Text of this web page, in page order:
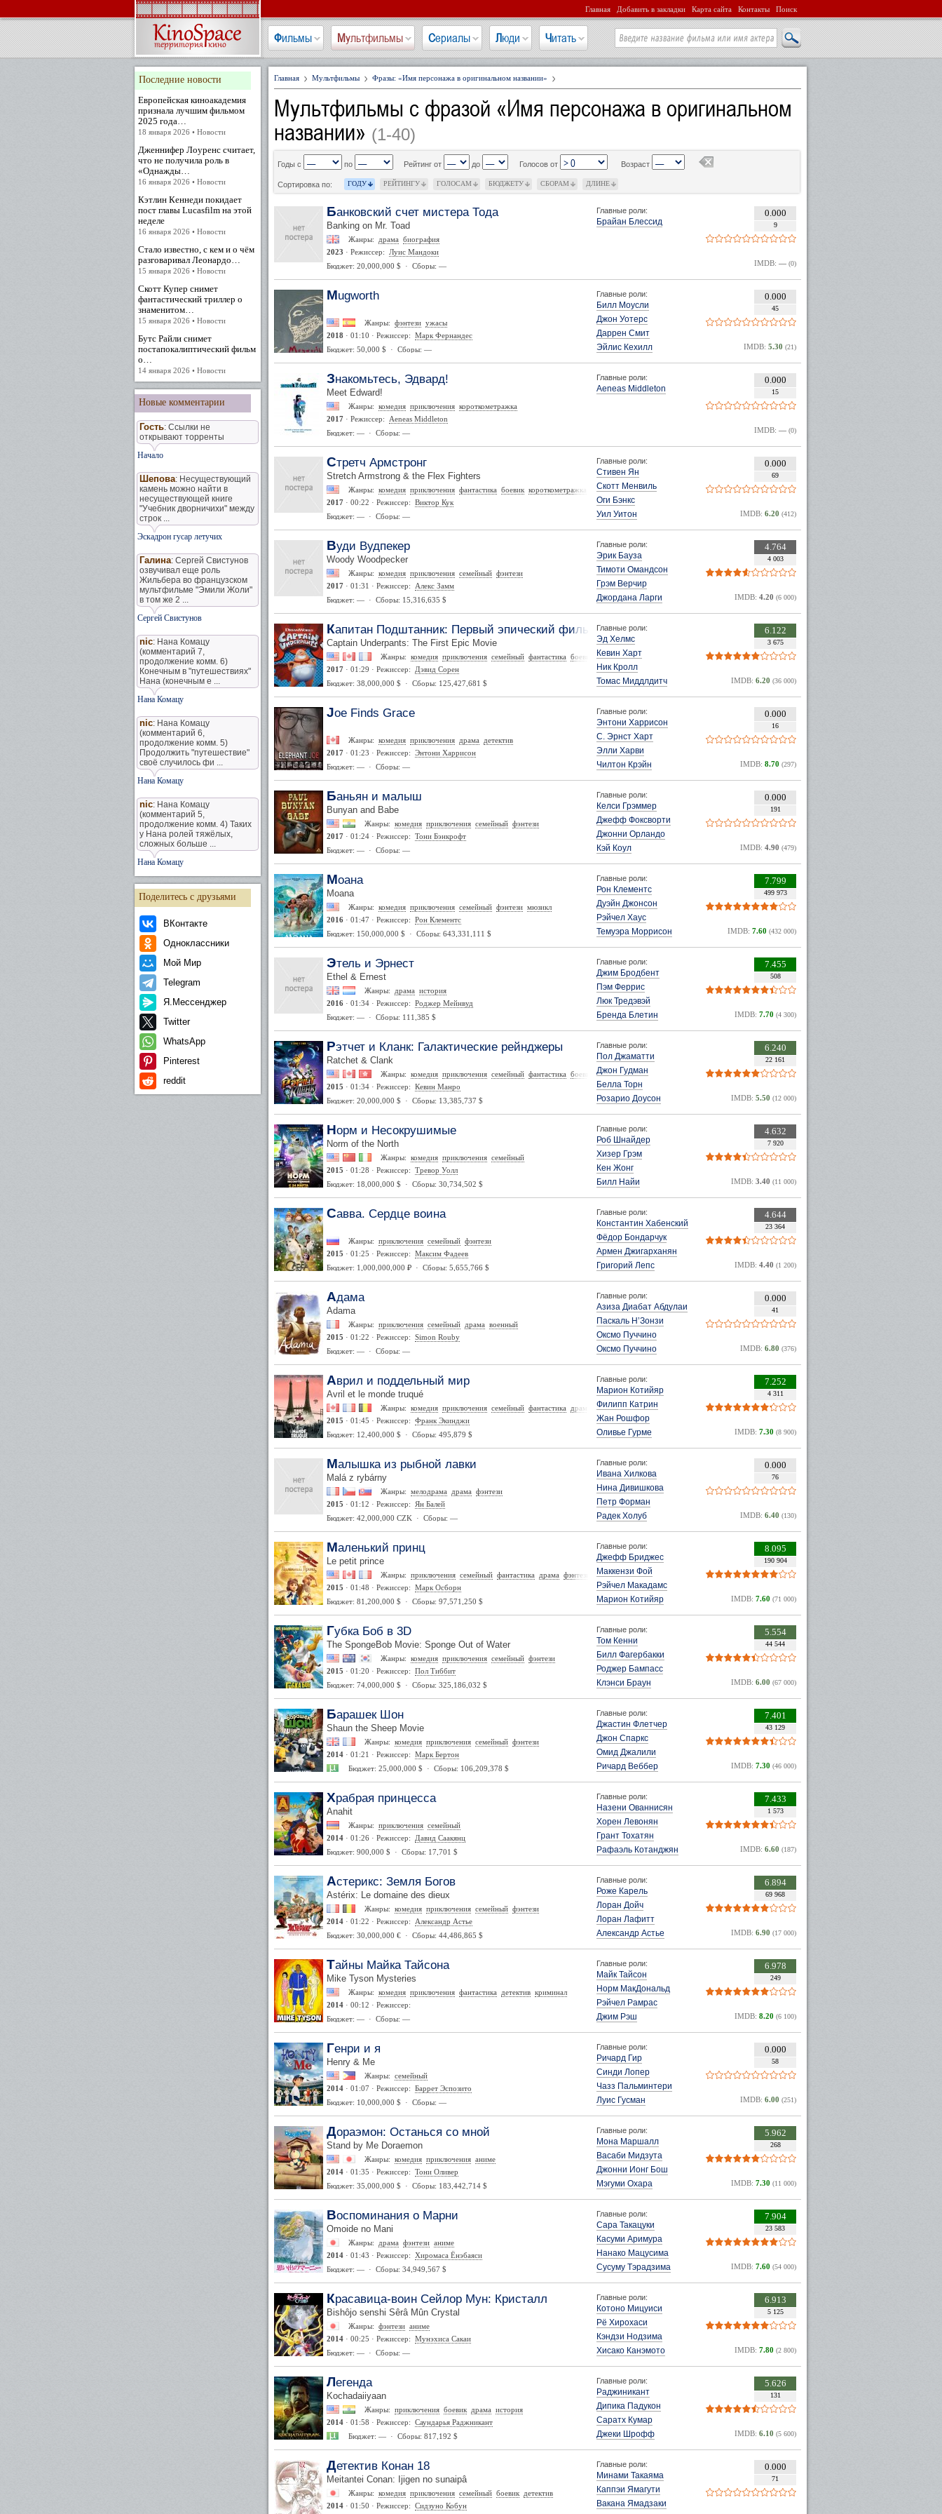
Главная Добавить в закладки Карта сайта Контакты Поиск
Фильмы Мультфильмы Сериалы Люди Читать
Последние новости
Европейская киноакадемия
признала лучшим фильмом
2025 года…
18 января 2026 • Новости
Дженнифер Лоуренс считает,
что не получила роль в
«Однажды…
16 января 2026 • Новости
Кэтлин Кеннеди покидает
пост главы Lucasfilm на этой
неделе
16 января 2026 • Новости
Стало известно, с кем и о чём
разговаривал Леонардо…
15 января 2026 • Новости
Скотт Купер снимет
фантастический триллер о
знаменитом…
15 января 2026 • Новости
Бутс Райли снимет
постапокалиптический фильм
о…
14 января 2026 • Новости
Новые комментарии
Гость: Ссылки не
открывают торренты
Начало
Шепова: Несуществующий
камень можно найти в
несуществующей книге
"Учебник дворничихи" между
строк ...
Эскадрон гусар летучих
Галина: Сергей Свистунов
озвучивал еще роль
Жильбера во французском
мультфильме "Эмили Жоли"
в том же 2 ...
Сергей Свистунов
nic: Нана Комацу
(комментарий 7,
продолжение комм. 6)
Конечным в "путешествиях"
Нана (конечным е ...
Нана Комацу
nic: Нана Комацу
(комментарий 6,
продолжение комм. 5)
Продолжить "путешествие"
своё случилось фи ...
Нана Комацу
nic: Нана Комацу
(комментарий 5,
продолжение комм. 4) Таких
у Нана ролей тяжёлых,
сложных больше ...
Нана Комацу
Поделитесь с друзьями
ВКонтакте
Одноклассники
Мой Мир
Telegram
Я.Мессенджер
Twitter
WhatsApp
Pinterest
reddit
Главная Мультфильмы Фразы: «Имя персонажа в оригинальном названии»
Мультфильмы с фразой «Имя персонажа в оригинальном
названии» (1-40)
Годы с по Рейтинг от до Голосов от Возраст
Сортировка по: ГОДУ РЕЙТИНГУ ГОЛОСАМ БЮДЖЕТУ СБОРАМ ДЛИНЕ
Банковский счет мистера Тода
Banking on Mr. Toad
Жанры: драма биография
2023 · Режиссер: Луис Мандоки
Бюджет: 20,000,000 $ · Сборы: —
Главные роли:
Брайан Блессид
0.000
9
IMDB: — (0)
Mugworth
Жанры: фэнтези ужасы
2018 · 01:10 · Режиссер: Марк Фернандес
Бюджет: 50,000 $ · Сборы: —
Главные роли:
Билл Моусли
Джон Уотерс
Даррен Смит
Эйлис Кехилл
0.000
45
IMDB: 5.30 (21)
Знакомьтесь, Эдвард!
Meet Edward!
Жанры: комедия приключения короткометражка
2017 · Режиссер:
Aeneas Middleton
Бюджет: — · Сборы: —
Главные роли:
Aeneas Middleton
0.000
15
IMDB: — (0)
Стретч Армстронг
Stretch Armstrong & the Flex Fighters
Жанры: комедия приключения фантастика боевик короткометражка
2017 · 00:22 · Режиссер: Виктор Кук
Бюджет: — · Сборы: —
Главные роли:
Стивен Ян
Скотт Менвиль
Оги Бэнкс
Уил Уитон
0.000
69
IMDB: 6.20 (412)
Вуди Вудпекер
Woody Woodpecker
Жанры: комедия приключения семейный фэнтези
2017 · 01:31 · Режиссер:
Алекс Замм
Бюджет: — · Сборы: 15,316,635 $
Главные роли:
Эрик Бауза
Тимоти Омандсон
Грэм Верчир
Джордана Ларги
4.764
4 003
IMDB: 4.20 (6 000)
Капитан Подштанник: Первый эпический фильм
Captain Underpants: The First Epic Movie
Жанры: комедия приключения семейный фантастика боевик
2017 · 01:29 · Режиссер:
Дэвид Сорен
Бюджет: 38,000,000 $ · Сборы: 125,427,681 $
Главные роли:
Эд Хелмс
Кевин Харт
Ник Кролл
Томас Миддлдитч
6.122
3 675
IMDB: 6.20 (36 000)
Joe Finds Grace
Жанры: комедия приключения драма
детектив
2017 · 01:23 · Режиссер: Энтони Харрисон
Бюджет: — · Сборы: —
Главные роли:
Энтони Харрисон
С. Эрнст Харт
Элли Харви
Чилтон Крэйн
0.000
16
IMDB: 8.70 (297)
Баньян и малыш
Bunyan and Babe
Жанры: комедия приключения семейный фэнтези
2017 · 01:24 · Режиссер: Тони Бэнкрофт
Бюджет: — · Сборы: —
Главные роли:
Келси Грэммер
Джефф Фоксворти
Джонни Орландо
Кэй Коул
0.000
191
IMDB: 4.90 (479)
Моана
Moana
Жанры: комедия приключения семейный фэнтези мюзикл
2016 · 01:47 · Режиссер: Рон Клементс
Бюджет: 150,000,000 $ · Сборы: 643,331,111 $
Главные роли:
Рон Клементс
Дуэйн Джонсон
Рэйчел Хаус
Темуэра Моррисон
7.799
499 973
IMDB: 7.60 (432 000)
Этель и Эрнест
Ethel & Ernest
Жанры: драма история
2016 · 01:34 · Режиссер: Роджер Мейнвуд
Бюджет: — · Сборы: 111,385 $
Главные роли:
Джим Бродбент
Пэм Феррис
Люк Тредэвэй
Бренда Блетин
7.455
508
IMDB: 7.70 (4 300)
Рэтчет и Кланк: Галактические рейнджеры
Ratchet & Clank
Жанры: комедия приключения семейный фантастика боевик
2015 · 01:34 · Режиссер: Кевин Манро
Бюджет: 20,000,000 $ · Сборы: 13,385,737 $
Главные роли:
Пол Джаматти
Джон Гудман
Белла Торн
Розарио Доусон
6.240
22 161
IMDB: 5.50 (12 000)
Норм и Несокрушимые
Norm of the North
Жанры: комедия приключения семейный
2015 · 01:28 · Режиссер: Тревор Уолл
Бюджет: 18,000,000 $ · Сборы: 30,734,502 $
Главные роли:
Роб Шнайдер
Хизер Грэм
Кен Жонг
Билл Найи
4.632
7 920
IMDB: 3.40 (11 000)
Савва. Сердце воина
Жанры: приключения семейный фэнтези
2015 · 01:25 · Режиссер: Максим Фадеев
Бюджет: 1,000,000,000 ₽ · Сборы: 5,655,766 $
Главные роли:
Константин Хабенский
Фёдор Бондарчук
Армен Джигарханян
Григорий Лепс
4.644
23 364
IMDB: 4.40 (1 200)
Адама
Adama
Жанры: приключения семейный драма военный
2015 · 01:22 · Режиссер: Simon Rouby
Бюджет: — · Сборы: —
Главные роли:
Азиза Диабат Абдулаи
Паскаль Н’Зонзи
Оксмо Пуччино
Оксмо Пуччино
0.000
41
IMDB: 6.80 (376)
Аврил и поддельный мир
Avril et le monde truqué
Жанры: комедия приключения семейный фантастика
драма
2015 · 01:45 · Режиссер: Франк Экинджи
Бюджет: 12,400,000 $ · Сборы: 495,879 $
Главные роли:
Марион Котийяр
Филипп Катрин
Жан Рошфор
Оливье Гурме
7.252
4 311
IMDB: 7.30 (8 900)
Малышка из рыбной лавки
Malá z rybárny
Жанры: мелодрама драма фэнтези
2015 · 01:12 · Режиссер:
Ян Балей
Бюджет: 42,000,000 CZK · Сборы: —
Главные роли:
Ивана Хилкова
Нина Дивишкова
Петр Форман
Радек Холуб
0.000
76
IMDB: 6.40 (130)
Маленький принц
Le petit prince
Жанры: приключения семейный фантастика драма фэнтези
2015 · 01:48 · Режиссер: Марк Осборн
Бюджет: 81,200,000 $ · Сборы: 97,571,250 $
Главные роли:
Джефф Бриджес
Маккензи Фой
Рэйчел Макадамс
Марион Котийяр
8.095
190 904
IMDB: 7.60 (71 000)
Губка Боб в 3D
The SpongeBob Movie: Sponge Out of Water
Жанры: комедия приключения семейный фэнтези
2015 · 01:20 · Режиссер: Пол Тиббит
Бюджет: 74,000,000 $ · Сборы: 325,186,032 $
Главные роли:
Том Кенни
Билл Фагербакки
Роджер Бампасс
Клэнси Браун
5.554
44 544
IMDB: 6.00 (67 000)
Барашек Шон
Shaun the Sheep Movie
Жанры: комедия приключения семейный фэнтези
2014 · 01:21 · Режиссер: Марк Бертон
Бюджет: 25,000,000 $ · Сборы: 106,209,378 $
Главные роли:
Джастин Флетчер
Джон Спаркс
Омид Джалили
Ричард Веббер
7.401
43 129
IMDB: 7.30 (46 000)
Храбрая принцесса
Anahit
Жанры: приключения семейный
2014 · 01:26 · Режиссер:
Давид Саакянц
Бюджет: 900,000 $ · Сборы: 17,701 $
Главные роли:
Назени Ованнисян
Хорен Левонян
Грант Тохатян
Рафаэль Котанджян
7.433
1 573
IMDB: 6.60 (187)
Астерикс: Земля Богов
Astérix: Le domaine des dieux
Жанры: комедия приключения семейный фэнтези
2014 · 01:22 · Режиссер:
Александр Астье
Бюджет: 30,000,000 € · Сборы: 44,486,865 $
Главные роли:
Роже Карель
Лоран Дойч
Лоран Лафитт
Александр Астье
6.894
69 968
IMDB: 6.90 (17 000)
Тайны Майка Тайсона
Mike Tyson Mysteries
Жанры: комедия приключения фантастика детектив криминал
2014 · 00:12 · Режиссер:
Бюджет: — · Сборы: —
Главные роли:
Майк Тайсон
Норм МакДональд
Рэйчел Рамрас
Джим Рэш
6.978
249
IMDB: 8.20 (6 100)
Генри и я
Henry & Me
Жанры: семейный
2014 · 01:07 · Режиссер: Баррет Эспозито
Бюджет: 10,000,000 $ · Сборы: —
Главные роли:
Ричард Гир
Синди Лопер
Чазз Пальминтери
Луис Гусман
0.000
58
IMDB: 6.00 (251)
Дораэмон: Останься со мной
Stand by Me Doraemon
Жанры: комедия приключения аниме
2014 · 01:35 · Режиссер: Тони Оливер
Бюджет: 35,000,000 $ · Сборы: 183,442,714 $
Главные роли:
Мона Маршалл
Васаби Мидзута
Джонни Йонг Бош
Мэгуми Охара
5.962
268
IMDB: 7.30 (11 000)
Воспоминания о Марни
Omoide no Mani
Жанры: драма фэнтези аниме
2014 · 01:43 · Режиссер: Хиромаса Ёнэбаяси
Бюджет: — · Сборы: 34,949,567 $
Главные роли:
Сара Такацуки
Касуми Аримура
Нанако Мацусима
Сусуму Тэрадзима
7.904
23 583
IMDB: 7.60 (54 000)
Красавица-воин Сейлор Мун: Кристалл
Bishôjo senshi Sêrâ Mûn Crystal
Жанры: фэнтези аниме
2014 · 00:25 · Режиссер: Мунэхиса Сакаи
Бюджет: — · Сборы: —
Главные роли:
Котоно Мицуиси
Рё Хирохаси
Кэндзи Нодзима
Хисако Канэмото
6.913
5 125
IMDB: 7.80 (2 800)
Легенда
Kochadaiiyaan
Жанры: приключения боевик драма история
2014 · 01:58 · Режиссер: Саундарья Раджникант
Бюджет: — · Сборы: 817,192 $
Главные роли:
Раджиникант
Дипика Падукон
Саратх Кумар
Джеки Шрофф
5.626
131
IMDB: 6.10 (5 600)
Детектив Конан 18
Meitantei Conan: Ijigen no sunaipâ
Жанры: комедия приключения семейный боевик детектив
2014 · 01:50 · Режиссер: Сидзуно Кобун
Главные роли:
Минами Такаяма
Каппэи Ямагути
Вакана Ямадзаки
0.000
71